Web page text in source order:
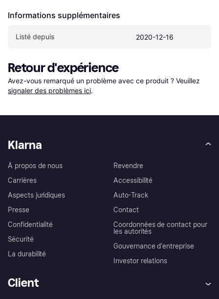
Informations supplémentaires
Listé depuis 2020-12-16
Retour d'expérience
Avez-vous remarqué un problème avec ce produit ? Veuillez
signaler des problèmes ici.
Klarna
À propos de nous
Carrières
Aspects juridiques
Presse
Confidentialité
Sécurité
La durabilité
Revendre
Accessibilité
Auto-Track
Contact
Coordonnées de contact pour
les autorités
Gouvernance d’entreprise
Investor relations
Client